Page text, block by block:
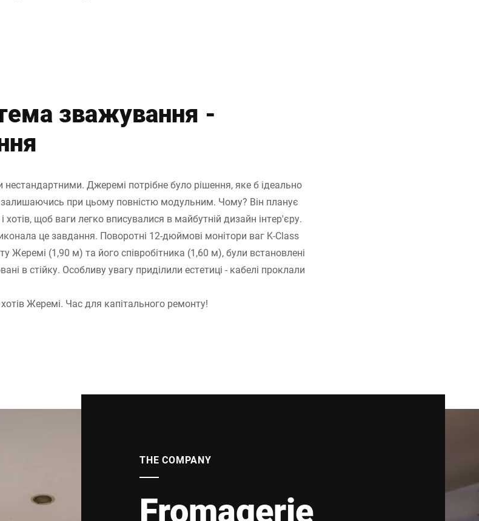
зважування -
Джеремі потрібне було рішення, яке б ідеально
залишаючись при цьому повністю модульним. Чому? Він планує
хотів, щоб ваги легко вписувалися в майбутній дизайн інтер'єру.
це завдання. Поворотні 12-дюймові монітори ваг K-Class
Жеремі (1,90 м) та його співробітника (1,60 м), були встановлені
в стійку. Особливу увагу приділили естетиці - кабелі проклали
Жеремі. Час для капітального ремонту!
THE COMPANY
Fromagerie